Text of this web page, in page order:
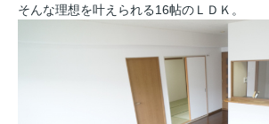
そんな理想を叶えられる16帖のＬＤＫ。